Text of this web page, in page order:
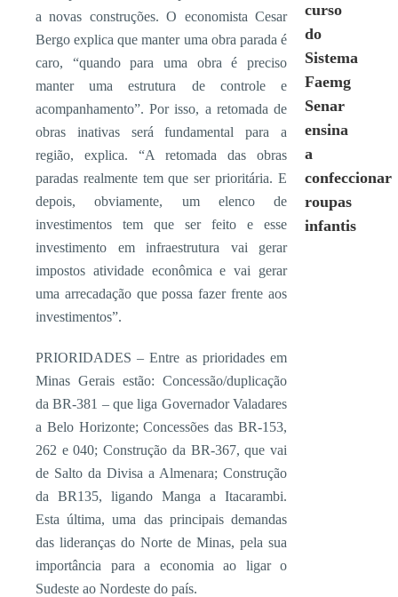
a novas construções. O economista Cesar
Bergo explica que manter uma obra parada é
caro, “quando para uma obra é preciso
manter uma estrutura de controle e
acompanhamento”. Por isso, a retomada de
obras inativas será fundamental para a
região, explica. “A retomada das obras
paradas realmente tem que ser prioritária. E
depois, obviamente, um elenco de
investimentos tem que ser feito e esse
investimento em infraestrutura vai gerar
impostos atividade econômica e vai gerar
uma arrecadação que possa fazer frente aos
investimentos”.
PRIORIDADES – Entre as prioridades em
Minas Gerais estão: Concessão/duplicação
da BR-381 – que liga Governador Valadares
a Belo Horizonte; Concessões das BR-153,
262 e 040; Construção da BR-367, que vai
de Salto da Divisa a Almenara; Construção
da BR135, ligando Manga a Itacarambi.
Esta última, uma das principais demandas
das lideranças do Norte de Minas, pela sua
importância para a economia ao ligar o
Sudeste ao Nordeste do país.
curso
do
Sistema
Faemg
Senar
ensina
a
confeccionar
roupas
infantis